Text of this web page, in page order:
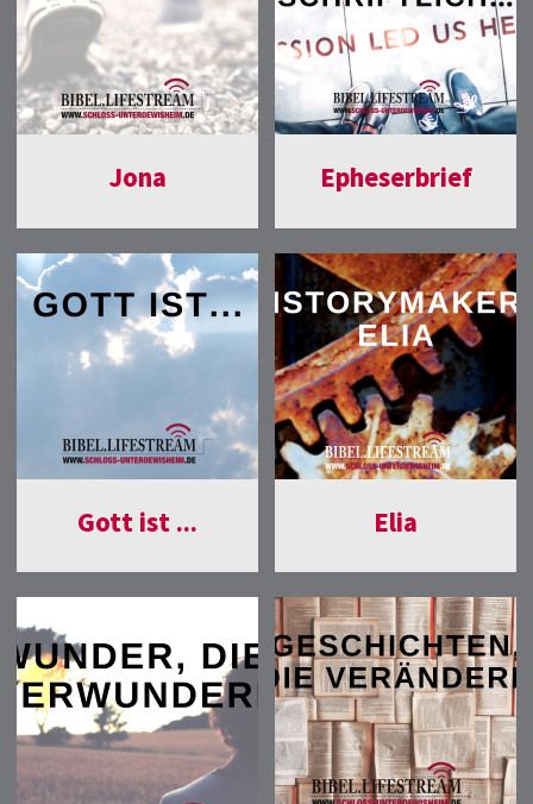
Jona Epheserbrief
Gott ist ... Elia